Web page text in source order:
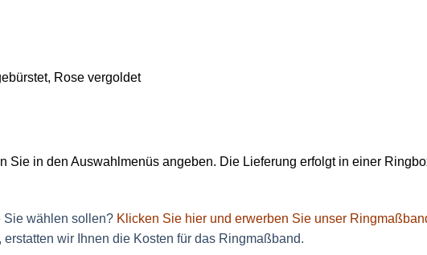
Rose vergoldet
Sie in den Auswahlmenüs angeben. Die Lieferung erfolgt in einer
Sie wählen sollen? Klicken Sie hier und erwerben Sie unser
wir Ihnen die Kosten für das Ringmaßband.